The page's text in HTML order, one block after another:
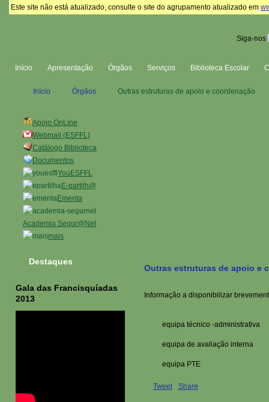
Este site não está atualizado, consulte o site do agrupamento atualizado em
Siga-nos
Início Apresentação Órgãos Serviços Biblioteca Escolar
Apoio OnLine
Webmail (ESFFL)
Catálogo Biblioteca
Documentos
YouESFFL
E-partilh@
Ementa
Academia Segur@Net
mais
Início Órgãos Outras estruturas de apoio e coordenação
Outras estruturas de apoio e
Informação a disponibilizar
equipa técnico -administrativa
equipa de avaliação interna
equipa PTE
Tweet Share
Destaques
Gala das Francisquíadas
2013